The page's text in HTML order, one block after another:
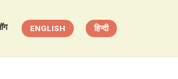
ENGLISH हिन्दी